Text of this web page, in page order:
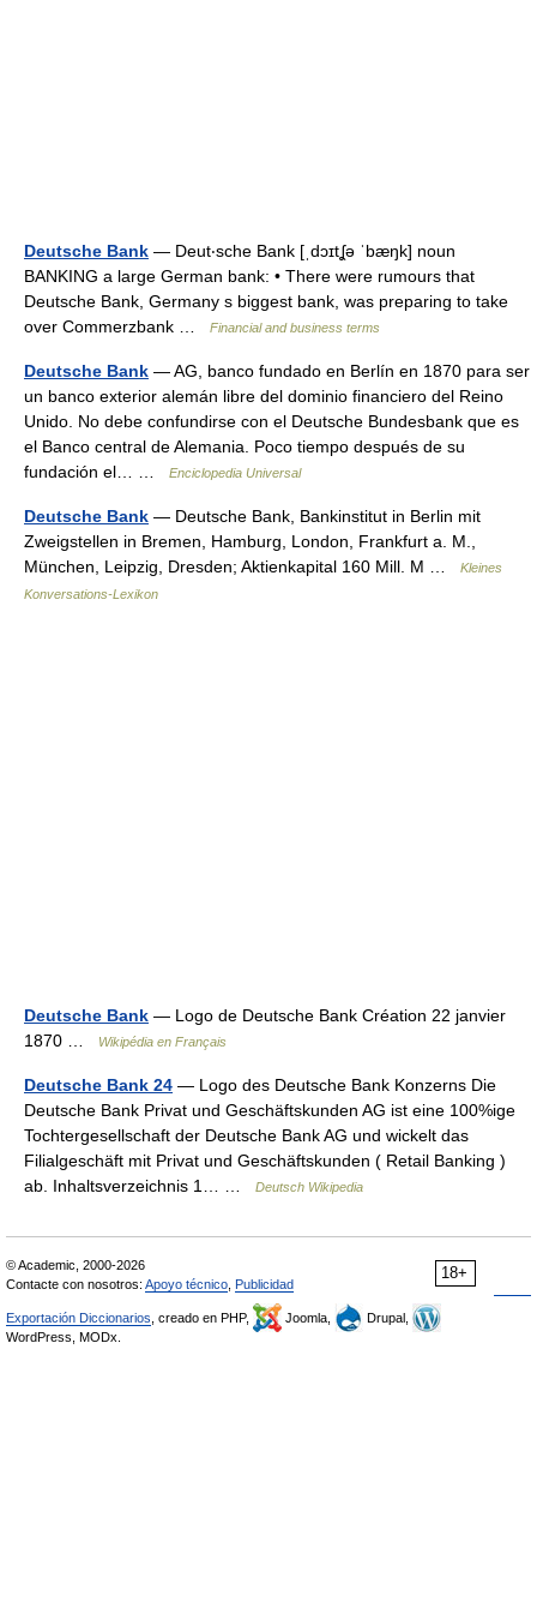
Deutsche Bank — Deut‧sche Bank [ˌdɔɪtʆə ˈbæŋk] noun
BANKING a large German bank: • There were rumours that
Deutsche Bank, Germany s biggest bank, was preparing to take
over Commerzbank …
Financial and business terms
Deutsche Bank — AG, banco fundado en Berlín en 1870 para ser
un banco exterior alemán libre del dominio financiero del Reino
Unido. No debe confundirse con el Deutsche Bundesbank que es
el Banco central de Alemania. Poco tiempo después de su
fundación el… …
Enciclopedia Universal
Deutsche Bank — Deutsche Bank, Bankinstitut in Berlin mit
Zweigstellen in Bremen, Hamburg, London, Frankfurt a. M.,
München, Leipzig, Dresden; Aktienkapital 160 Mill. M …
Kleines
Konversations-Lexikon
Deutsche Bank — Logo de Deutsche Bank Création 22 janvier
1870 …
Wikipédia en Français
Deutsche Bank 24 — Logo des Deutsche Bank Konzerns Die
Deutsche Bank Privat und Geschäftskunden AG ist eine 100%ige
Tochtergesellschaft der Deutsche Bank AG und wickelt das
Filialgeschäft mit Privat und Geschäftskunden ( Retail Banking )
ab. Inhaltsverzeichnis 1… …
Deutsch Wikipedia
18+
© Academic, 2000-2026
Contacte con nosotros: Apoyo técnico Publicidad
Exportación Diccionarios , creado en PHP, Joomla,
Drupal,
WordPress, MODx.